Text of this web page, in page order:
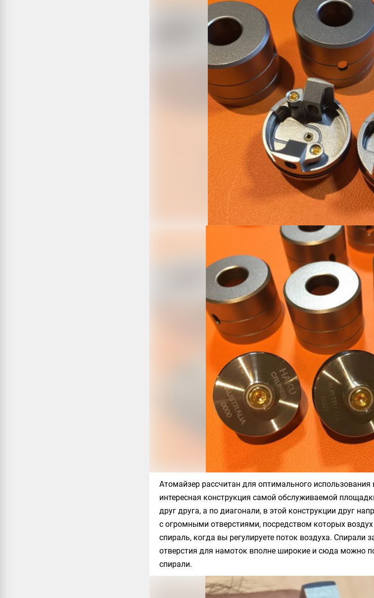
Атомайзер рассчитан для оптимального использования
интересная конструкция самой обслуживаемой
друг друга, а по диагонали, в этой конструкции друг
с огромными отверстиями, посредством которых
спираль, когда вы регулируете поток воздуха. Спирали
отверстия для намоток вполне широкие и сюда можно
спирали.